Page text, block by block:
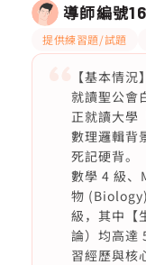
導師編號
提供練習題/試題
【基本情
就讀聖公會
正就讀大學
數理邏輯背
死記硬背。
數學 4 級、
物
級，其中【
論）均高達
習經歷與核